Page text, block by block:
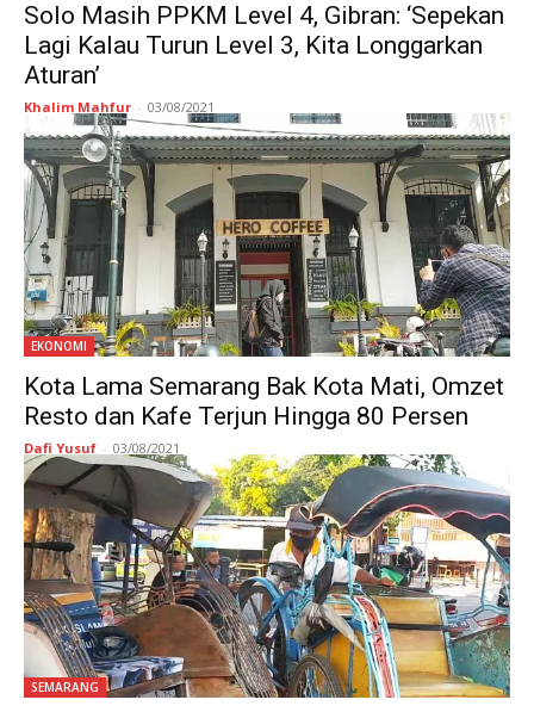
Solo Masih PPKM Level 4, Gibran: ‘Sepekan
Lagi Kalau Turun Level 3, Kita Longgarkan
Aturan’
Khalim Mahfur - 03/08/2021
EKONOMI
Kota Lama Semarang Bak Kota Mati, Omzet
Resto dan Kafe Terjun Hingga 80 Persen
Dafi Yusuf - 03/08/2021
SEMARANG